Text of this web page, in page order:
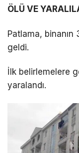
ÖLÜ VE
Patlama, binanın
geldi.
İlk belirlemelere
yaralandı.